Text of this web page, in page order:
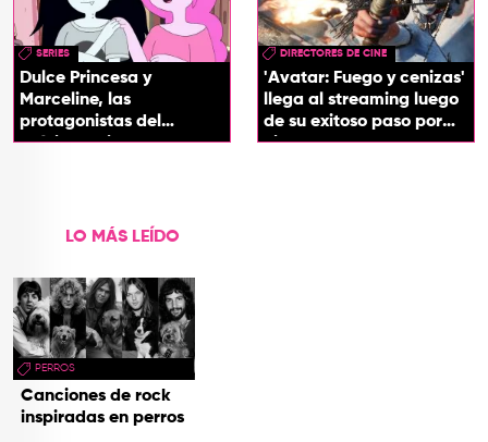
SERIES
Dulce Princesa y
Marceline, las
protagonistas del
próximo spin-off de 'Hora
DIRECTORES DE CINE
'Avatar: Fuego y cenizas'
llega al streaming luego
de su exitoso paso por
cines
LO MÁS LEÍDO
PERROS
Canciones de rock
inspiradas en perros